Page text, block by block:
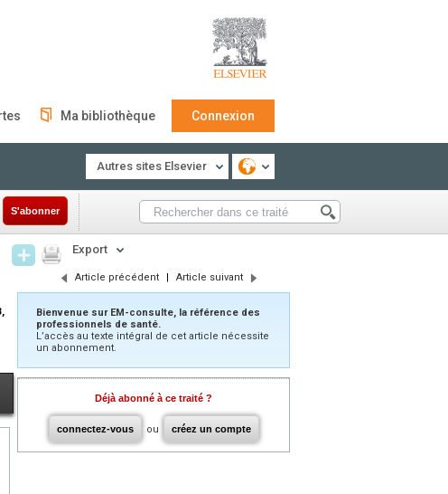
Ma bibliothèque Connexion
Autres sites Elsevier
S'abonner
Export
Article précédent | Article suivant
Bienvenue sur EM-consulte, la référence des
professionnels de santé.
L’accès au texte intégral de cet article nécessite
un abonnement.
Déjà abonné à ce traité ?
connectez-vous ou créez un compte